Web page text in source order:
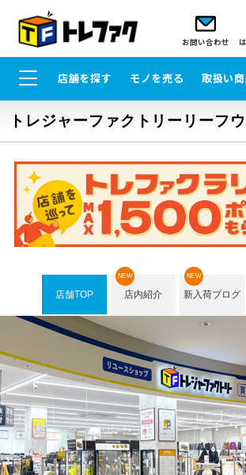
お問い合わせ
店舗を探す モノを売る 取扱い
トレジャーファクトリーリーフ
店舗TOP 店内紹介
NEW
新入荷ブログ
NEW